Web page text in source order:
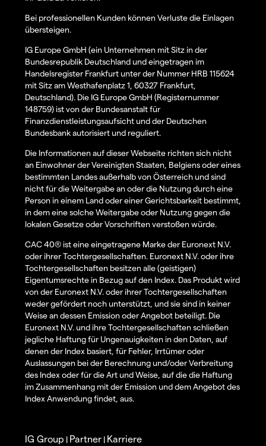
Bei professionellen Kunden können Verluste die Einlagen
übersteigen.
IG Europe GmbH (ein Unternehmen mit Sitz in der
Bundesrepublik Deutschland und eingetragen im
Handelsregister Frankfurt unter der Nummer HRB 115624
mit Sitz am Westhafenplatz 1, 60327 Frankfurt,
Deutschland). Die IG Europe GmbH (Registernummer
148759) ist von der Bundesanstalt für
Finanzdienstleistungsaufsicht und der Deutschen
Bundesbank autorisiert und reguliert.
Die Informationen auf dieser Webseite richten sich nicht
an Einwohner der Vereinigten Staaten, Belgiens oder eines
bestimmten Landes außerhalb von Österreich und sind
nicht für die Weitergabe an oder die Nutzung durch eine
Person in einem Land oder einer Gerichtsbarkeit bestimmt,
in dem eine solche Weitergabe oder Nutzung gegen die
lokalen Gesetze oder Vorschriften verstoßen würde.
CAC 40® ist eine eingetragene Marke der Euronext N.V.
oder ihrer Tochtergesellschaften. Euronext N.V. oder ihre
Tochtergesellschaften besitzen alle (geistigen)
Eigentumsrechte in Bezug auf den Index. Das Produkt wird
von der Euronext N.V. oder ihrer Tochtergesellschaften
weder gefördert noch unterstützt, und sie sind in keiner
Weise an dessen Emission oder Angebot beteiligt. Die
Euronext N.V. und ihre Tochtergesellschaften schließen
jegliche Haftung für Ungenauigkeiten in den Daten, auf
denen der Index basiert, für Fehler, Irrtümer oder
Auslassungen bei der Berechnung und/oder Verbreitung
des Index oder für die Art und Weise, auf die die Haftung
im Zusammenhang mit der Emission und dem Angebot des
Index Anwendung findet, aus.
IG Group | Partner | Karriere